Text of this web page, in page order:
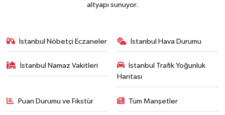
altyapı sunuyor.
İstanbul Nöbetçi Eczaneler İstanbul Hava Durumu
İstanbul Namaz Vakitleri
İstanbul Trafik Yoğunluk
Haritası
Puan Durumu ve Fikstür Tüm Manşetler